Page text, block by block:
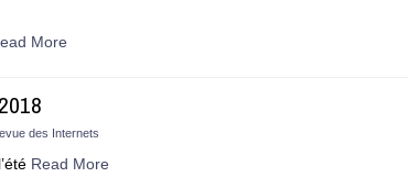
More
des Internets
Read More